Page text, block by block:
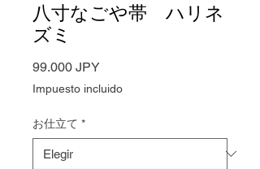
八寸なごや帯 ハリネ
ズミ
99.000 JPYPrecio
Impuesto incluido
お仕立て *